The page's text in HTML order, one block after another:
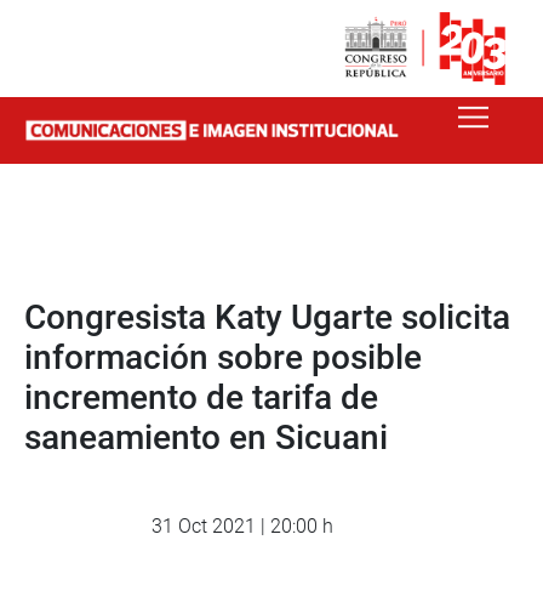
Congresista Katy Ugarte solicita
información sobre posible
incremento de tarifa de
saneamiento en Sicuani
31 Oct 2021 | 20:00 h